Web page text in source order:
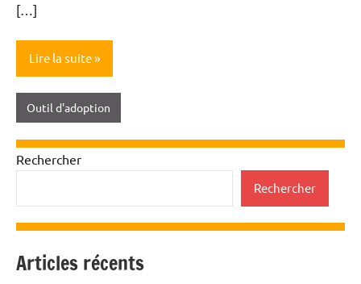
[…]
Lire la suite
Outil d'adoption
Rechercher
Rechercher
Articles récents